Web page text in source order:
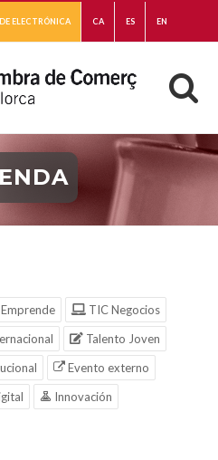
ELECTRÓNICA CA ES EN
Emprende
TIC Negocios
Talento Joven
Evento externo
Innovación